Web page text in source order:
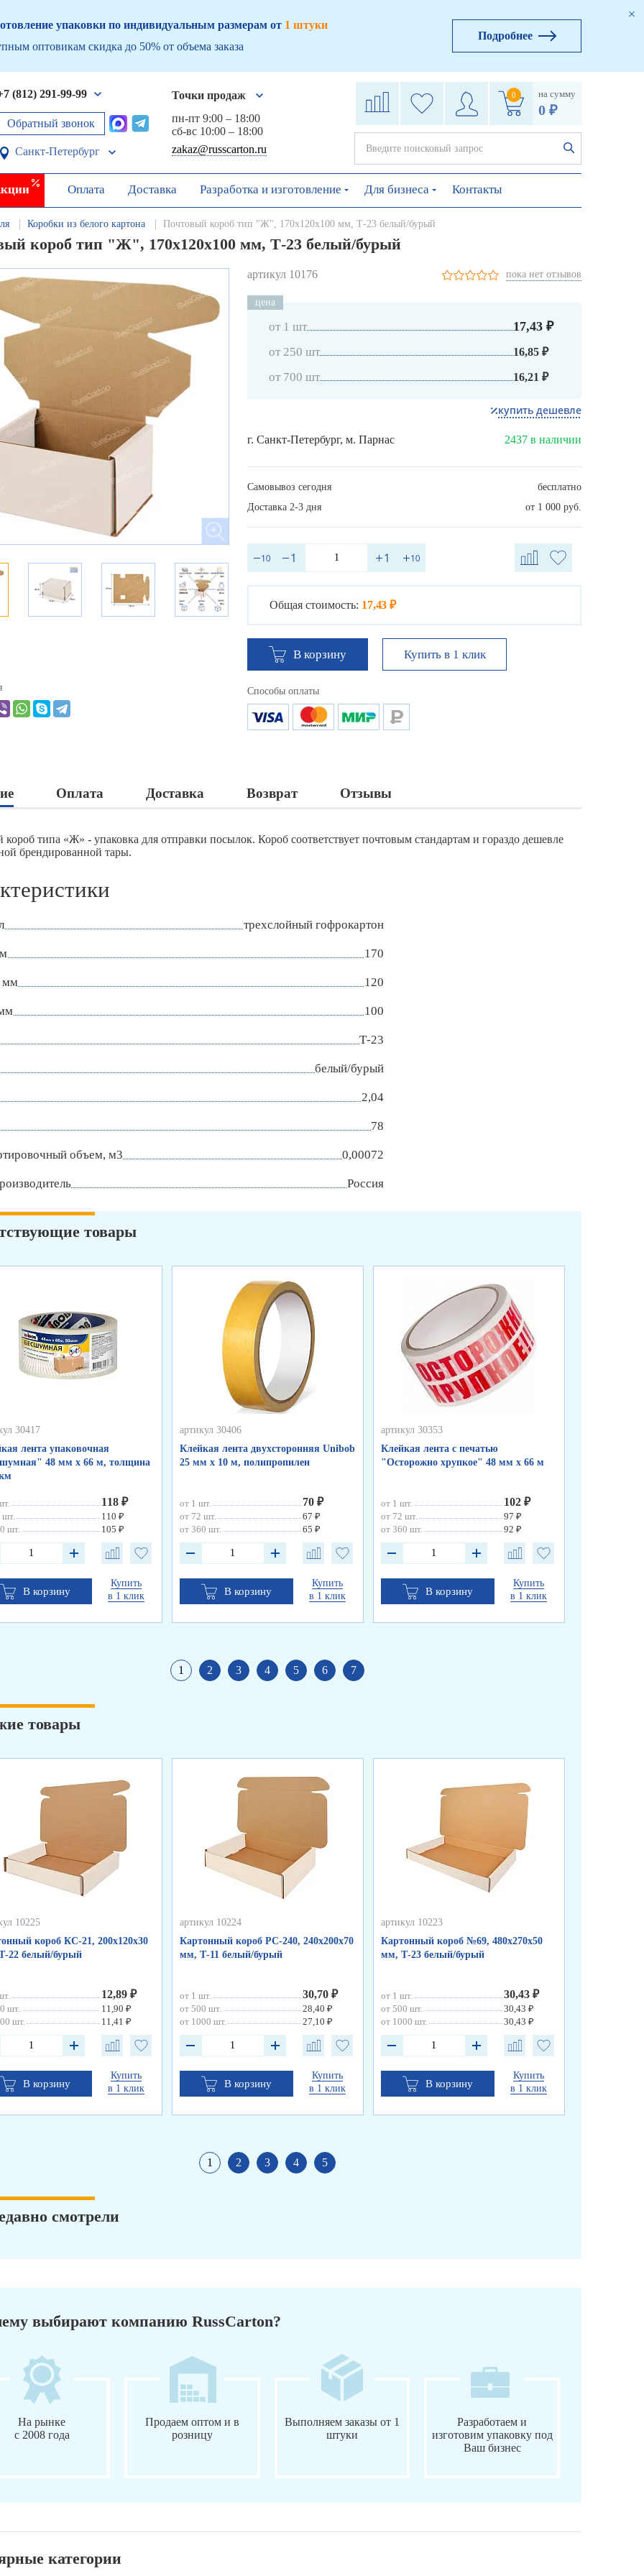
упаковки по индивидуальным размерам от 1 штуки
оптовикам скидка до 50% от объема заказа
Подробнее
(812) 291-99-99
Обратный звонок
Санкт-Петербург
Точки продаж
пн-пт 9:00 – 18:00
сб-вс 10:00 – 18:00
zakaz@russcarton.ru
0 на сумму
0 ₽
Оплата Доставка Разработка и изготовление Для бизнеса Контакты
Коробки из белого картона Почтовый короб тип "Ж", 170х120х100 мм, Т-23 белый/бурый
короб тип "Ж", 170х120х100 мм, Т-23 белый/бурый
артикул 10176 пока нет отзывов
цена
от 1 шт 17,43 ₽
от 250 шт 16,85 ₽
от 700 шт 16,21 ₽
купить дешевле
г. Санкт-Петербург, м. Парнас 2437 в наличии
Самовывоз сегодня
бесплатно
Доставка 2-3 дня
от 1 000 руб.
Общая стоимость: 17,43 ₽
В корзину Купить в 1 клик
Способы оплаты
Оплата Доставка Возврат Отзывы
типа «Ж» - упаковка для отправки посылок. Короб соответствует почтовым стандартам и гораздо дешевле
брендированной тары.
трехслойный гофрокартон
170
мм 120
100
Т-23
белый/бурый
2,04
78
объем, м3 0,00072
Россия
товары
30417
лента упаковочная
48 мм х 66 м, толщина
118 ₽
шт.
110 ₽
шт.
105 ₽
В корзину
Купить
в 1 клик
артикул 30406
Клейкая лента двухсторонняя Unibob
25 мм х 10 м, полипропилен
от 1 шт. 70 ₽
от 72 шт.
67 ₽
от 360 шт.
65 ₽
В корзину
Купить
в 1 клик
артикул 30353
Клейкая лента с печатью
"Осторожно хрупкое" 48 мм х 66 м
от 1 шт. 102 ₽
от 72 шт.
97 ₽
от 360 шт.
92 ₽
В корзину
Купить
в 1 клик
1 2 3 4 5 6 7
товары
10225
короб КС-21, 200х120х30
22 белый/бурый
12,89 ₽
шт.
11,90 ₽
шт.
11,41 ₽
В корзину
Купить
в 1 клик
артикул 10224
Картонный короб РС-240, 240х200х70
мм, Т-11 белый/бурый
от 1 шт. 30,70 ₽
от 500 шт.
28,40 ₽
от 1000 шт.
27,10 ₽
В корзину
Купить
в 1 клик
артикул 10223
Картонный короб №69, 480х270х50
мм, Т-23 белый/бурый
от 1 шт. 30,43 ₽
от 500 шт.
30,43 ₽
от 1000 шт.
30,43 ₽
В корзину
Купить
в 1 клик
1 2 3 4 5
смотрели
выбирают компанию RussCarton?
На рынке
с 2008 года
Продаем оптом и в
розницу
Выполняем заказы от 1
штуки
Разработаем и
изготовим упаковку под
Ваш бизнес
категории